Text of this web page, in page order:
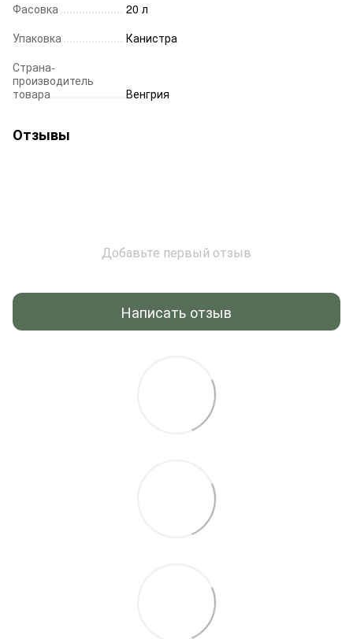
Фасовка
20 л
Упаковка
Канистра
Страна-
производитель
товара
Венгрия
Отзывы
Добавьте первый отзыв
Написать отзыв